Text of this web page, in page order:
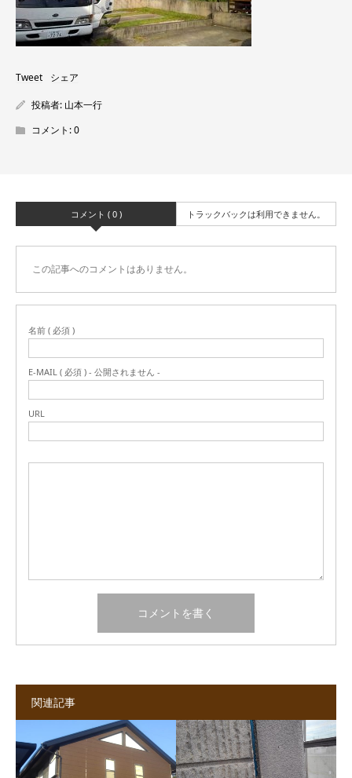
Tweet シェア
投稿者: 山本一行
コメント:0
コメント ( 0 ) トラックバックは利用できません。
この記事へのコメントはありません。
名前 ( 必須 )
E-MAIL ( 必須 ) - 公開されません -
URL
関連記事